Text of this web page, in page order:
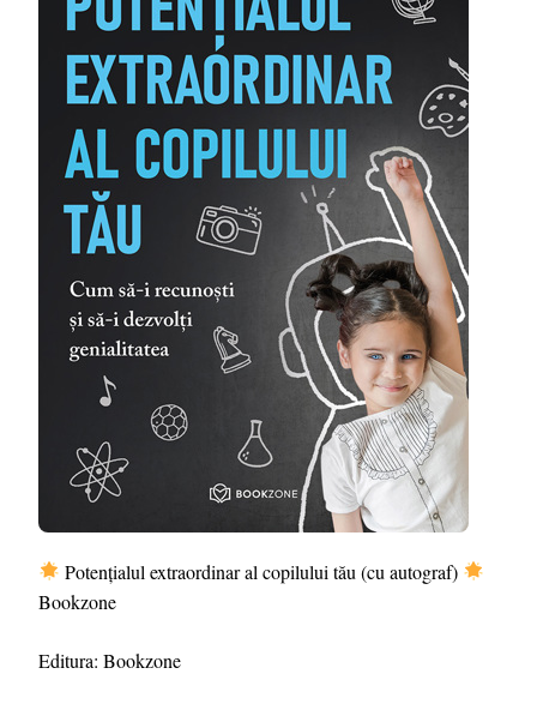
Potențialul extraordinar al copilului tău (cu autograf)
Bookzone
Editura: Bookzone